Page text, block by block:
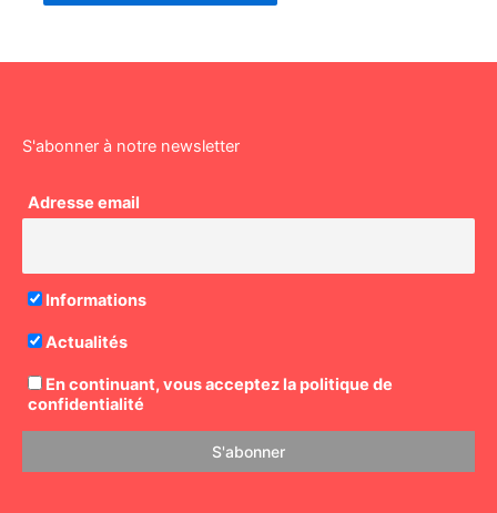
S'abonner à notre newsletter
Adresse email
Informations
Actualités
En continuant, vous acceptez la politique de
confidentialité